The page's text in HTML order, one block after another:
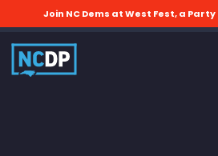
Join NC Dems at West Fest, a